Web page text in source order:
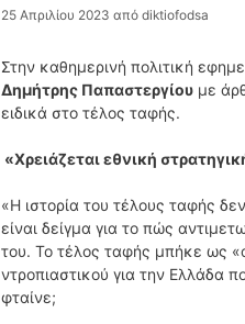
25 Απριλίου 2023 από diktiofodsa
Στην καθημερινή πολιτική
Δημήτρης Παπαστεργίου με
ειδικά στο τέλος ταφής.
«Χρειάζεται εθνική
«Η ιστορία του τέλους ταφής
είναι δείγμα για το πώς
του. Το τέλος ταφής μπήκε ως
ντροπιαστικού για την Ελλάδα
φταίνε;